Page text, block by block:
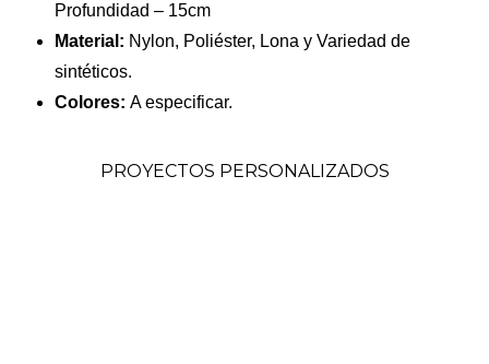
Profundidad – 15cm
Material: Nylon, Poliéster, Lona y Variedad de
sintéticos.
Colores: A especificar.
PROYECTOS PERSONALIZADOS